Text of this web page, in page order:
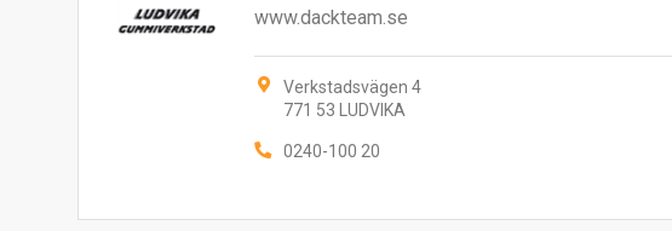
www.dackteam.se
Verkstadsvägen 4
771 53 LUDVIKA
0240-100 20